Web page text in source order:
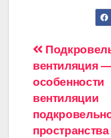
по
записям
вентиляция
особенности
вентиляции
пространства